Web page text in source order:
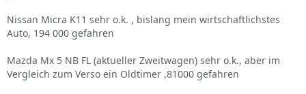
Nissan Micra K11 sehr o.k. , bislang mein wirtschaftlichstes
Auto, 194 000 gefahren
Mazda Mx 5 NB FL (aktueller Zweitwagen) sehr o.k., aber im
Vergleich zum Verso ein Oldtimer ,81000 gefahren